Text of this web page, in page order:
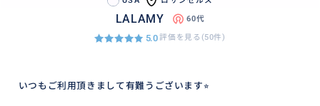
LALAMY 60代
5.0評価を見る(50件)
いつもご利用頂きまして有難うございます⭐︎